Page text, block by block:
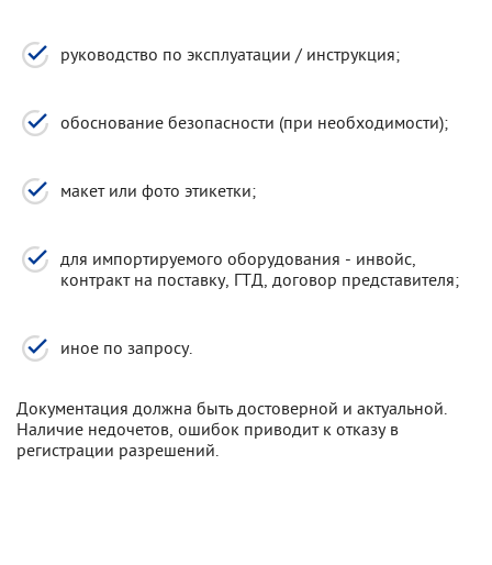
руководство по эксплуатации / инструкция;
обоснование безопасности (при необходимости);
макет или фото этикетки;
для импортируемого оборудования - инвойс,
контракт на поставку, ГТД, договор представителя;
иное по запросу.
Документация должна быть достоверной и актуальной.
Наличие недочетов, ошибок приводит к отказу в
регистрации разрешений.